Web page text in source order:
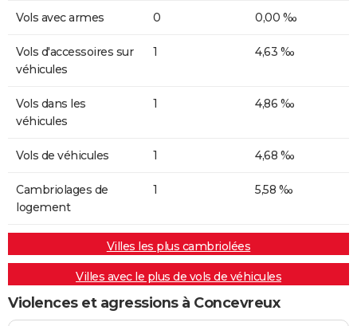
Vols avec armes 0 0,00 ‰
Vols d'accessoires sur
véhicules
1 4,63 ‰
Vols dans les
véhicules
1 4,86 ‰
Vols de véhicules 1 4,68 ‰
Cambriolages de
logement
1 5,58 ‰
Villes les plus cambriolées
Villes avec le plus de vols de véhicules
Violences et agressions à Concevreux